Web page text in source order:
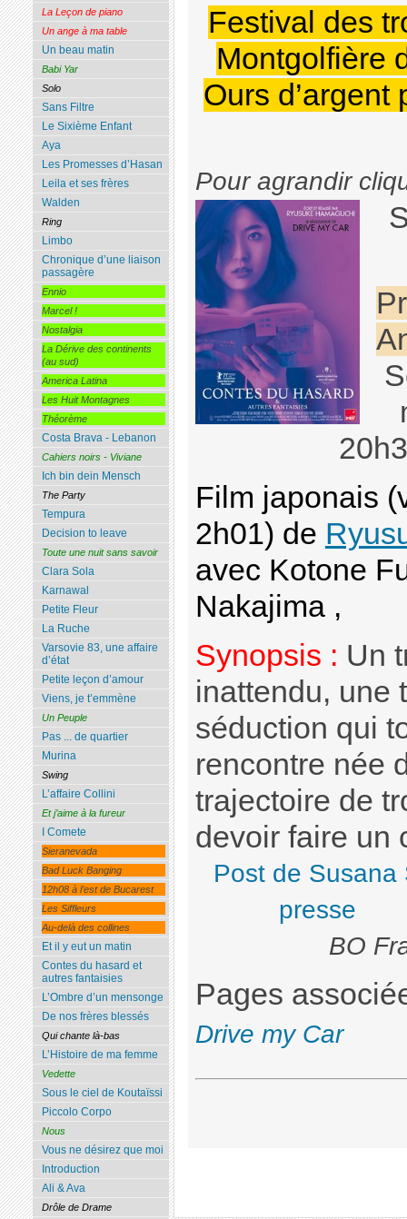
Festival des
Montgolfière
Ours d’argent
Pour agrandir
Film japonais
2h01) de
avec Kotone
Nakajima ,
Synopsis : Un
inattendu, une
séduction qui
rencontre née
trajectoire de
devoir faire
Post de Susana
presse
BO
Pages
Drive my Car
La Leçon de piano
Un ange à ma table
Un beau matin
Babi Yar
Solo
Sans Filtre
Le Sixième Enfant
Aya
Les Promesses d’Hasan
Leila et ses frères
Walden
Ring
Limbo
Chronique d’une liaison
passagère
Ennio
Marcel !
Nostalgia
La Dérive des continents
(au sud)
America Latina
Les Huit Montagnes
Théorème
Costa Brava - Lebanon
Cahiers noirs - Viviane
Ich bin dein Mensch
The Party
Tempura
Decision to leave
Toute une nuit sans savoir
Clara Sola
Karnawal
Petite Fleur
La Ruche
Varsovie 83, une affaire
d’état
Petite leçon d’amour
Viens, je t’emmène
Un Peuple
Pas ... de quartier
Murina
Swing
L’affaire Collini
Et j’aime à la fureur
I Comete
Sieranevada
Bad Luck Banging
12h08 à l’est de Bucarest
Les Siffleurs
Au-delà des collines
Et il y eut un matin
Contes du hasard et
autres fantaisies
L’Ombre d’un mensonge
De nos frères blessés
Qui chante là-bas
L’Histoire de ma femme
Vedette
Sous le ciel de Koutaïssi
Piccolo Corpo
Nous
Vous ne désirez que moi
Introduction
Ali & Ava
Drôle de Drame